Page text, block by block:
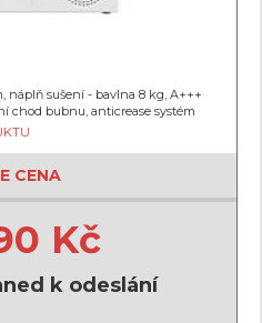
náplň sušení - bavlna 8 kg, A+++
chod bubnu, anticrease systém
CENA
Kč
k odeslání